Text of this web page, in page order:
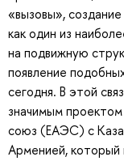
«вызовы»,
как один из
на подвижную
появление
сегодня. В этой
значимым проектом
союз (ЕАЭС) с
Арменией, который